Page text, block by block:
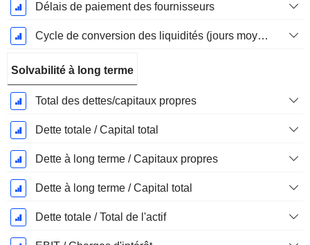
Délais de paiement des fournisseurs
Cycle de conversion des liquidités (jours moyens)
Solvabilité à long terme
Total des dettes/capitaux propres
Dette totale / Capital total
Dette à long terme / Capitaux propres
Dette à long terme / Capital total
Dette totale / Total de l'actif